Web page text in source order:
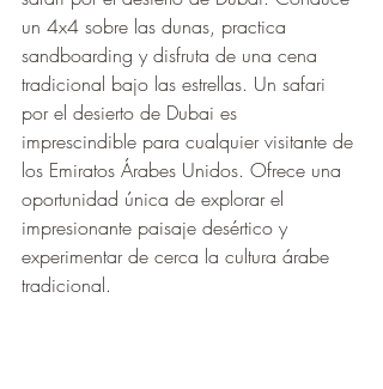
un 4x4 sobre las dunas, practica
sandboarding y disfruta de una cena
tradicional bajo las estrellas. Un safari
por el desierto de Dubai es
imprescindible para cualquier visitante de
los Emiratos Árabes Unidos. Ofrece una
oportunidad única de explorar el
impresionante paisaje desértico y
experimentar de cerca la cultura árabe
tradicional.